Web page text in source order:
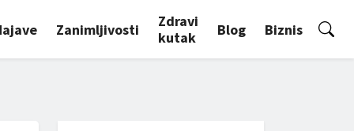
Zanimljivosti
Zdravi
kutak
Blog Biznis